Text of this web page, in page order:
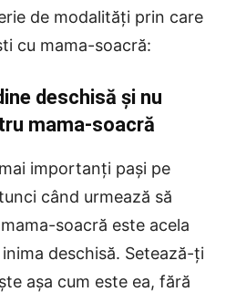
de modalități prin care
cu mama-soacră:
deschisă și nu
mama-soacră
importanți pași pe
când urmează să
soacră este acela
deschisă. Setează-ți
așa cum este ea, fără